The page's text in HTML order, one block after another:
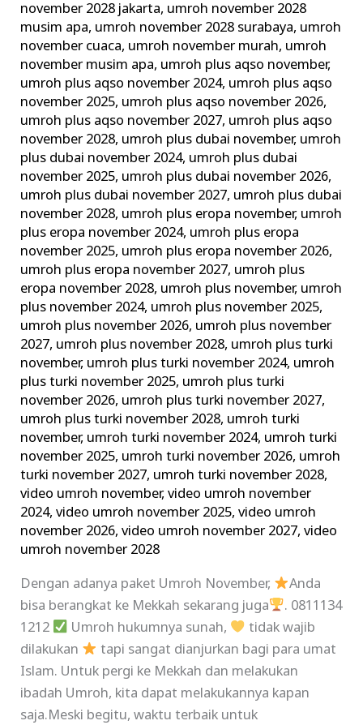
november 2028 jakarta, umroh november 2028
musim apa, umroh november 2028 surabaya, umroh
november cuaca, umroh november murah, umroh
november musim apa, umroh plus aqso november,
umroh plus aqso november 2024, umroh plus aqso
november 2025, umroh plus aqso november 2026,
umroh plus aqso november 2027, umroh plus aqso
november 2028, umroh plus dubai november, umroh
plus dubai november 2024, umroh plus dubai
november 2025, umroh plus dubai november 2026,
umroh plus dubai november 2027, umroh plus dubai
november 2028, umroh plus eropa november, umroh
plus eropa november 2024, umroh plus eropa
november 2025, umroh plus eropa november 2026,
umroh plus eropa november 2027, umroh plus
eropa november 2028, umroh plus november, umroh
plus november 2024, umroh plus november 2025,
umroh plus november 2026, umroh plus november
2027, umroh plus november 2028, umroh plus turki
november, umroh plus turki november 2024, umroh
plus turki november 2025, umroh plus turki
november 2026, umroh plus turki november 2027,
umroh plus turki november 2028, umroh turki
november, umroh turki november 2024, umroh turki
november 2025, umroh turki november 2026, umroh
turki november 2027, umroh turki november 2028,
video umroh november,video umroh november
2024,video umroh november 2025,video umroh
november 2026,video umroh november 2027,video
umroh november 2028
Dengan adanya paket Umroh November,
Anda
bisa berangkat ke Mekkah sekarang juga
. 0811134
1212
Umroh hukumnya sunah,
tidak wajib
dilakukan
tapi sangat dianjurkan bagi para umat
Islam. Untuk pergi ke Mekkah dan melakukan
ibadah Umroh, kita dapat melakukannya kapan
saja.Meski begitu, waktu terbaik untuk